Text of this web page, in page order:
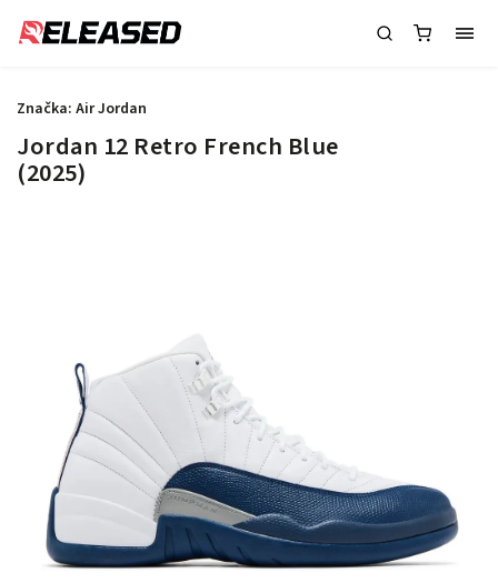
Jordan 12 Retro French Blue
(2025)
Značka: Air Jordan